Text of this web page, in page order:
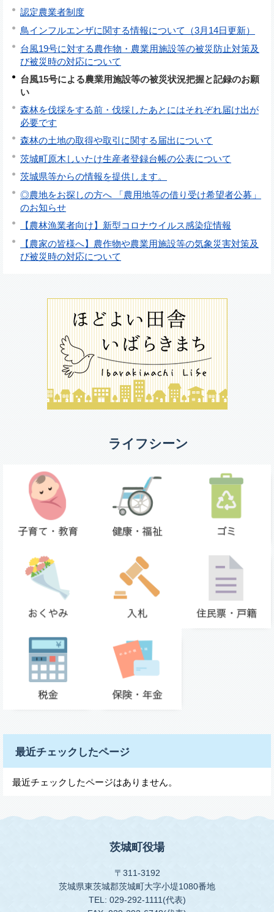
認定農業者制度
鳥インフルエンザに関する情報について（3月14日更新）
台風19号に対する農作物・農業用施設等の被災防止対策及
び被災時の対応について
台風15号による農業用施設等の被災状況把握と記録のお願
い
森林を伐採をする前・伐採したあとにはそれぞれ届け出が
必要です
森林の土地の取得や取引に関する届出について
茨城町原木しいたけ生産者登録台帳の公表について
茨城県等からの情報を提供します。
◎農地をお探しの方へ 「農用地等の借り受け希望者公募」
のお知らせ
【農林漁業者向け】新型コロナウイルス感染症情報
【農家の皆様へ】農作物や農業用施設等の気象災害対策及
び被災時の対応について
ライフシーン
最近チェックしたページ
最近チェックしたページはありません。
茨城町役場
〒311-3192
茨城県東茨城郡茨城町大字小堤1080番地
TEL: 029-292-1111(代表)